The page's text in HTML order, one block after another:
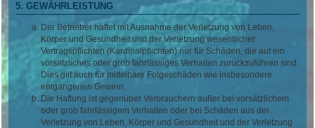
5. GEWÄHRLEISTUNG
Der Betreiber haftet mit Ausnahme der Verletzung von Leben,
Körper und Gesundheit und der Verletzung wesentlicher
Vertragspflichten (Kardinalpflichten) nur für Schäden, die auf ein
vorsätzliches oder grob fahrlässiges Verhalten zurückzuführen sind.
Dies gilt auch für mittelbare Folgeschäden wie insbesondere
entgangenen Gewinn.
Die Haftung ist gegenüber Verbrauchern außer bei vorsätzlichem
oder grob fahrlässigem Verhalten oder bei Schäden aus der
Verletzung von Leben, Körper und Gesundheit und der Verletzung